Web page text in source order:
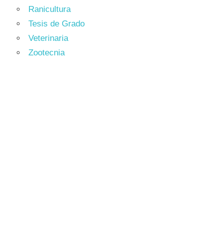
Ranicultura
Tesis de Grado
Veterinaria
Zootecnia